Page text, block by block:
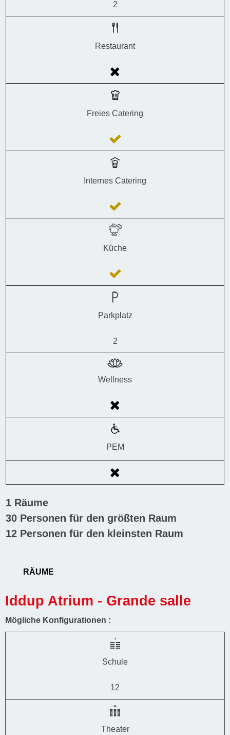
2
Restaurant
Freies Catering
Internes Catering
Küche
Parkplatz
2
Wellness
PEM
1 Räume
30 Personen für den größten Raum
12 Personen für den kleinsten Raum
RÄUME
Iddup Atrium - Grande salle
Mögliche Konfigurationen :
Schule
12
Theater